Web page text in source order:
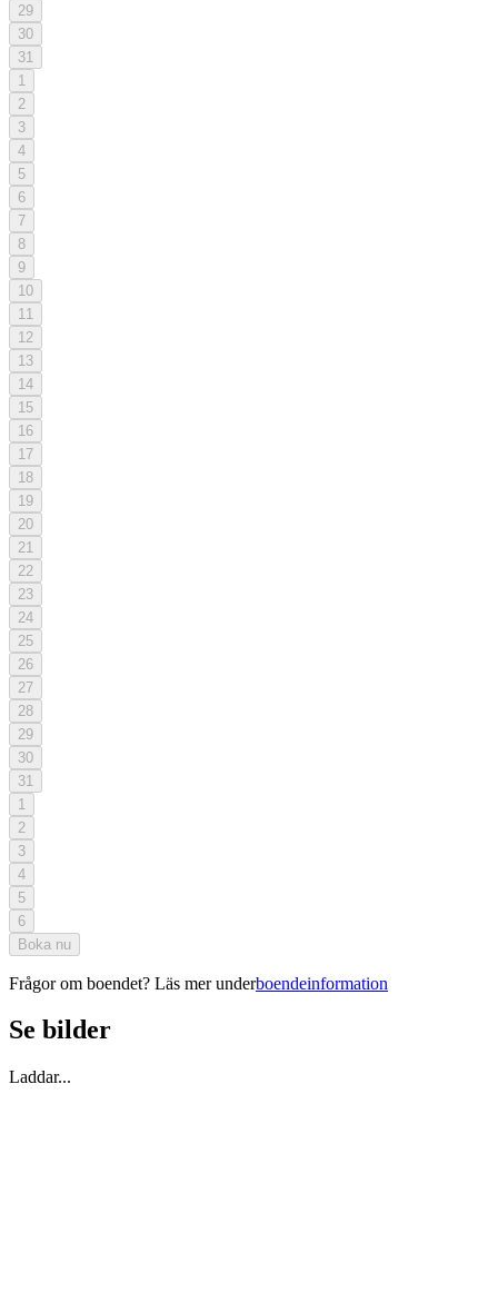
29
30
31
1
2
3
4
5
6
7
8
9
10
11
12
13
14
15
16
17
18
19
20
21
22
23
24
25
26
27
28
29
30
31
1
2
3
4
5
6
Boka nu
Frågor om boendet? Läs mer underboendeinformation
Se bilder
Laddar...